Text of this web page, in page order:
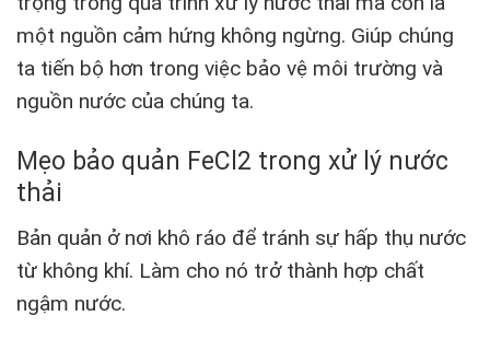
một nguồn cảm hứng không ngừng. Giúp chúng
ta tiến bộ hơn trong việc bảo vệ môi trường và
nguồn nước của chúng ta.
Mẹo bảo quản FeCl2 trong xử lý nước
thải
Bản quản ở nơi khô ráo để tránh sự hấp thụ nước
từ không khí. Làm cho nó trở thành hợp chất
ngậm nước.